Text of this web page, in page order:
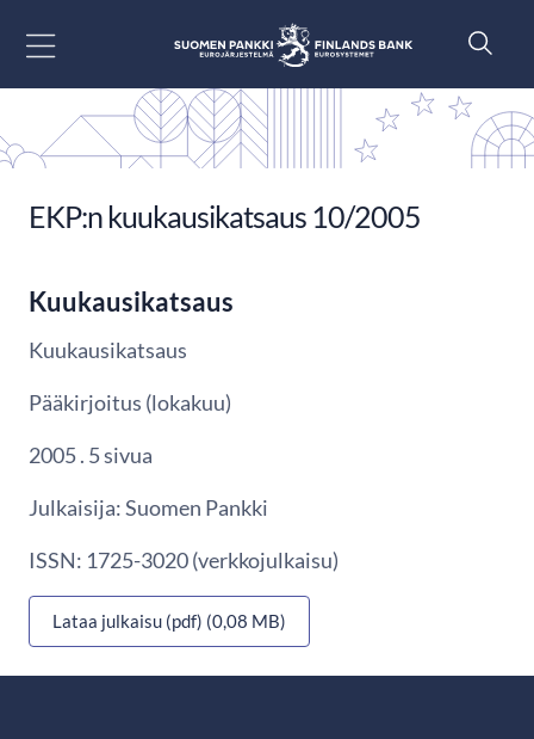
EKP:n kuukausikatsaus 10/2005
Kuukausikatsaus
Kuukausikatsaus
Pääkirjoitus (lokakuu)
2005 . 5 sivua
Julkaisija: Suomen Pankki
ISSN: 1725-3020 (verkkojulkaisu)
Lataa julkaisu (pdf) (0,08 MB)